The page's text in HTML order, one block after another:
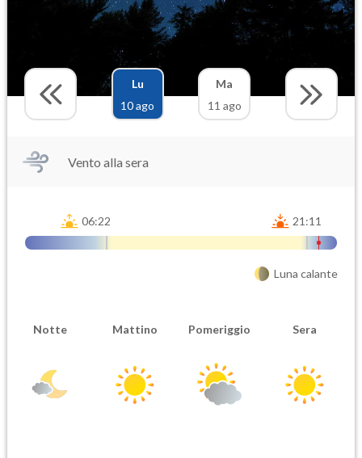
Lu
10 ago
Ma
11 ago
Vento alla sera
06:22 21:11
Luna calante
Notte Mattino Pomeriggio Sera